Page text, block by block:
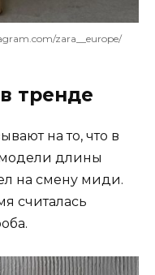
zara__europe/
тренде
на то, что в
длины
на смену миди.
считалась